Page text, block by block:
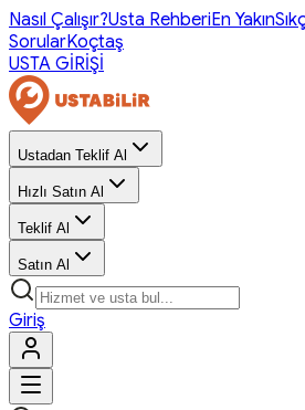
Nasıl Çalışır?Usta RehberiEn Yakın
SorularKoçtaş
USTA GİRİŞİ
Ustadan Teklif Al
Hızlı Satın Al
Teklif Al
Satın Al
Giriş